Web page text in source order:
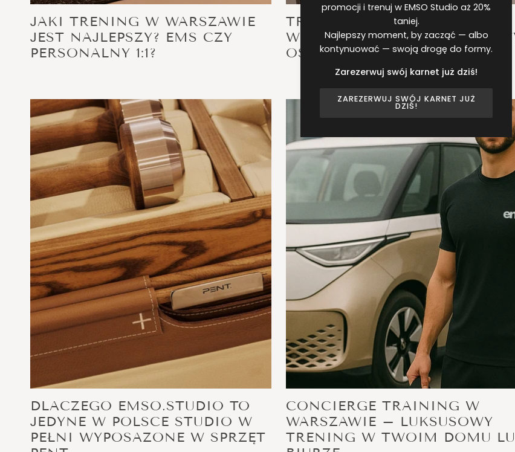
JAKI TRENING W WARSZAWIE
JEST NAJLEPSZY? EMS CZY
PERSONALNY 1:1?
TRENING PERSONALNY I EMS
W WARSZAWIE – JAKIE
OSIĄGNIESZ W EMSO.STUDIO
DLACZEGO EMSO.STUDIO TO
JEDYNE W POLSCE STUDIO W
PEŁNI WYPOSAŻONE W SPRZĘT
CONCIERGE TRAINING W
WARSZAWIE – LUKSUSOWY
TRENING W TWOIM DOMU
promocji i trenuj w EMSO Studio aż 20%
taniej.
Najlepszy moment, by zacząć — albo
kontynuować — swoją drogę do formy.
Zarezerwuj swój karnet już dziś!
ZAREZERWUJ SWÓJ KARNET JUŻ
DZIŚ!